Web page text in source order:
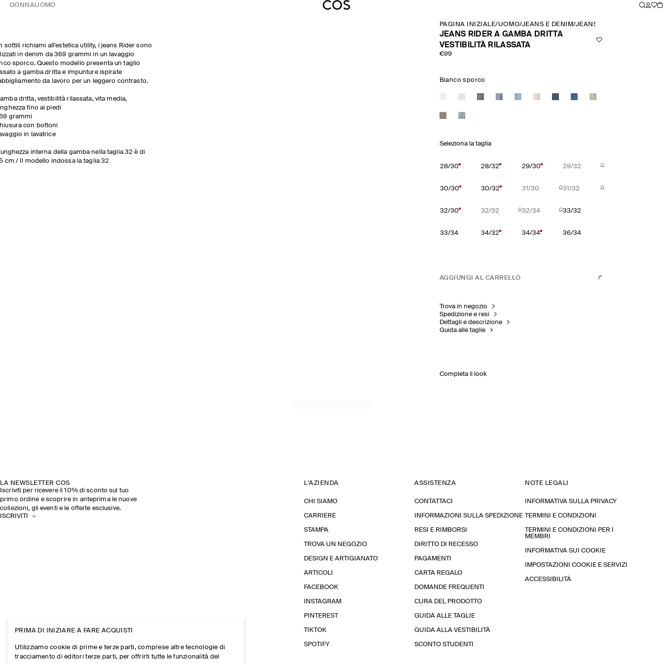
DONNAUOMO
sottili richiami all'estetica utility, i jeans Rider sono
in denim da 369 grammi in un lavaggio
sporco. Questo modello presenta un taglio
a gamba dritta e impunture ispirate
da lavoro per un leggero contrasto.
dritta, vestibilità rilassata, vita media,
fino ai piedi
grammi
con bottoni
in lavatrice
interna della gamba nella taglia 32 è di
cm / Il modello indossa la taglia 32
PAGINA INIZIALE/UOMO/JEANS E DENIM/JEANS RIDER A GAMBA
JEANS RIDER A GAMBA DRITTA
VESTIBILITÀ RILASSATA
€99
Bianco sporco
Seleziona la taglia
28/30 28/32 29/30 29/32
30/30 30/32 31/30 31/32
32/30 32/32 32/34 33/32
33/34 34/32 34/34 36/34
AGGIUNGI AL CARRELLO
Trova in negozio
Spedizione e resi
Dettagli e descrizione
Guida alle taglie
Completa il look
LA NEWSLETTER COS
Iscriviti per ricevere il 10% di sconto sul tuo
primo ordine e scoprire in anteprima le nuove
collezioni, gli eventi e le offerte esclusive.
ISCRIVITI
L'AZIENDA
CHI SIAMO
CARRIERE
STAMPA
TROVA UN NEGOZIO
DESIGN E ARTIGIANATO
ARTICOLI
FACEBOOK
INSTAGRAM
PINTEREST
TIKTOK
SPOTIFY
ASSISTENZA
CONTATTACI
INFORMAZIONI SULLA SPEDIZIONE
RESI E RIMBORSI
DIRITTO DI RECESSO
PAGAMENTI
CARTA REGALO
DOMANDE FREQUENTI
CURA DEL PRODOTTO
GUIDA ALLE TAGLIE
GUIDA ALLA VESTIBILITÀ
SCONTO STUDENTI
NOTE LEGALI
INFORMATIVA SULLA PRIVACY
TERMINI E CONDIZIONI
TERMINI E CONDIZIONI PER I
MEMBRI
INFORMATIVA SUI COOKIE
IMPOSTAZIONI COOKIE E SERVIZI
ACCESSIBILITÀ
PRIMA DI INIZIARE A FARE ACQUISTI
Utilizziamo cookie di prime e terze parti, comprese altre tecnologie di
tracciamento di editori terze parti, per offrirti tutte le funzionalità del